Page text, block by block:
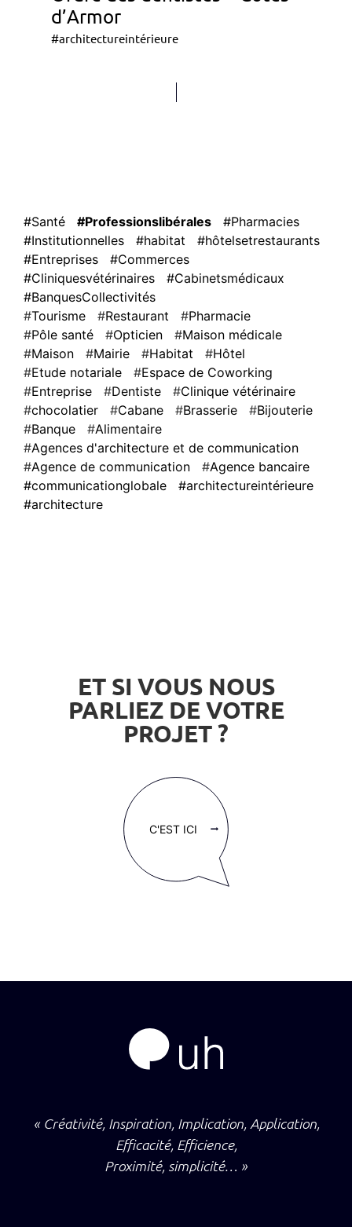
#architectureintérieure
d’Armor
#Santé #Professionslibérales
#Pharmacies
#Institutionnelles
#habitat
#hôtelsetrestaurants
#Entreprises
#Commerces
#Cliniquesvétérinaires
#Cabinetsmédicaux
#BanquesCollectivités
Tourisme
Restaurant
Pharmacie
Pôle santé
Opticien
Maison médicale
Maison
Mairie Habitat
Hôtel
Etude notariale
Espace de Coworking
Entreprise
Dentiste
Clinique vétérinaire
chocolatier
Cabane Brasserie
Bijouterie
Banque
Alimentaire
Agences d'architecture et de communication
Agence de communication
Agence bancaire
#communicationglobale
#architectureintérieure
#architecture
ET SI VOUS NOUS
PARLIEZ DE VOTRE
PROJET ?
« Créativité, Inspiration, Implication, Application,
Efficacité, Efficience,
Proximité, simplicité… »